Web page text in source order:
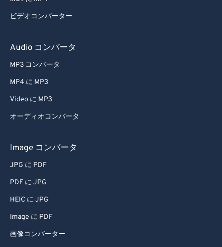
ビデオコンバーター
Audio コンバータ
MP3 コンバータ
MP4 に MP3
Video に MP3
オーディオコンバータ
Image コンバータ
JPG に PDF
PDF に JPG
HEIC に JPG
Image に PDF
画像コンバーター